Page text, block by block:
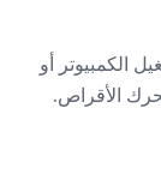
الكمبيوتر أو
الأقراص.